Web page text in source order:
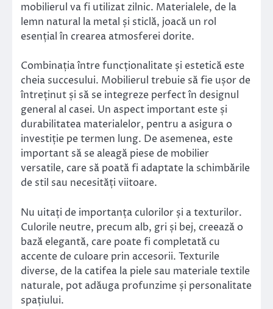
mobilierul va fi utilizat zilnic. Materialele, de la
lemn natural la metal și sticlă, joacă un rol
esențial în crearea atmosferei dorite.
Combinația între funcționalitate și estetică este
cheia succesului. Mobilierul trebuie să fie ușor de
întreținut și să se integreze perfect în designul
general al casei. Un aspect important este și
durabilitatea materialelor, pentru a asigura o
investiție pe termen lung. De asemenea, este
important să se aleagă piese de mobilier
versatile, care să poată fi adaptate la schimbările
de stil sau necesități viitoare.
Nu uitați de importanța culorilor și a texturilor.
Culorile neutre, precum alb, gri și bej, creează o
bază elegantă, care poate fi completată cu
accente de culoare prin accesorii. Texturile
diverse, de la catifea la piele sau materiale textile
naturale, pot adăuga profunzime și personalitate
spațiului.